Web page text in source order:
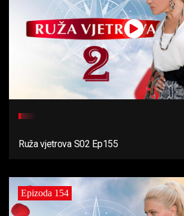
Ruža vjetrova S02 Ep155
Epizoda 154